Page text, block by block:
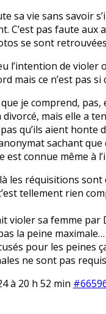
sa vie sans savoir
C’est pas faute aux
se sont
l’intention de violer
mais ce n’est pas
je comprend, pas,
divorcé, mais elle a
qu’ils aient honte
sachant
est connue même à
les réquisitions
tellement rien
violer sa femme
la peine maximale…
pour les peines
ne sont pas
à 20 h 52 min